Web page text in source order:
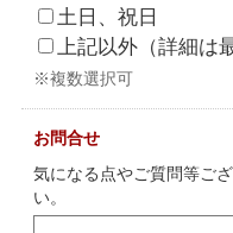
土日、祝日
上記以外（詳細は
※複数選択可
お問合せ
気になる点やご質問等ご
い。